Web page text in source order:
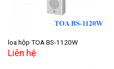
loa hộp TOA BS-1120W
Liên hệ